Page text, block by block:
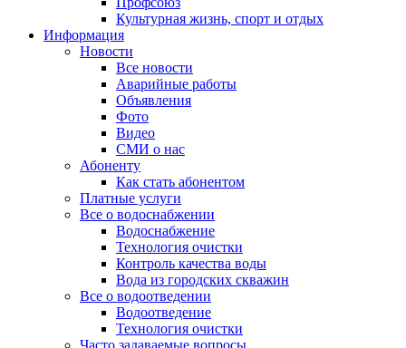
Культурная жизнь, спорт и отдых
Информация
Новости
Все новости
Аварийные работы
Объявления
Фото
Видео
СМИ о нас
Абоненту
Как стать абонентом
Платные услуги
Все о водоснабжении
Водоснабжение
Технология очистки
Контроль качества воды
Вода из городских скважин
Все о водоотведении
Водоотведение
Технология очистки
Часто задаваемые вопросы